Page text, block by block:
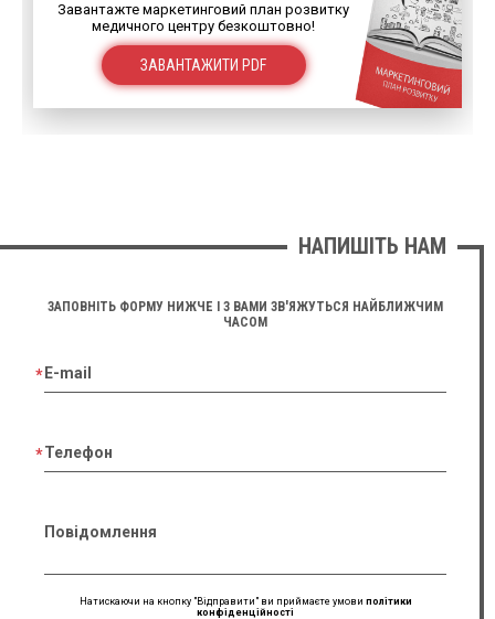
Завантажте маркетинговий план розвитку
медичного центру безкоштовно!
ЗАВАНТАЖИТИ PDF
НАПИШІТЬ НАМ
ЗАПОВНІТЬ ФОРМУ НИЖЧЕ І З ВАМИ ЗВ'ЯЖУТЬСЯ НАЙБЛИЖЧИМ
ЧАСОМ
E-mail
Телефон
Повідомлення
Натискаючи на кнопку "Відправити" ви приймаєте умови політики
конфіденційності